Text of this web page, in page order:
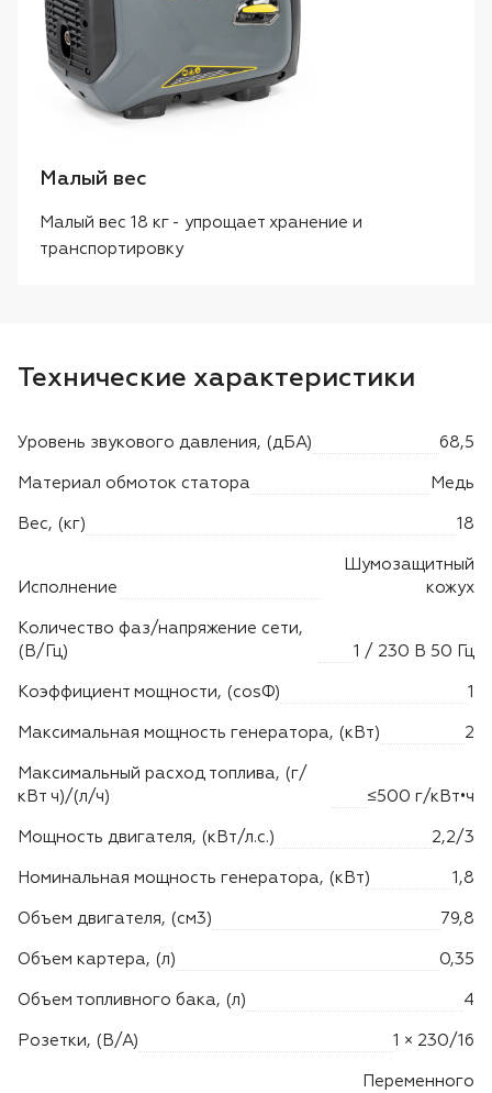
Малый вес
Малый вес 18 кг - упрощает хранение и
транспортировку
Технические характеристики
Уровень звукового давления, (дБА) 68,5
Материал обмоток статора Медь
Вес, (кг) 18
Исполнение
Шумозащитный
кожух
Количество фаз/напряжение сети,
(В/Гц)
1 / 230 В 50 Гц
Коэффициент мощности, (cosФ) 1
Максимальная мощность генератора, (кВт) 2
Максимальный расход топлива, (г/
кВт ч)/(л/ч)
≤500 г/кВт•ч
Мощность двигателя, (кВт/л.с.) 2,2/3
Номинальная мощность генератора, (кВт) 1,8
Объем двигателя, (см3) 79,8
Объем картера, (л) 0,35
Объем топливного бака, (л) 4
Розетки, (В/А) 1 × 230/16
Переменного